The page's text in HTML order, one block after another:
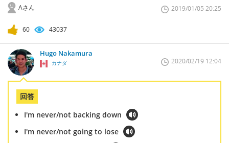
Aさん 2019/01/05 20:25
60 43037
Hugo Nakamura
カナダ 2020/02/19 12:04
回答
I'm never/not backing down
I'm never/not going to lose